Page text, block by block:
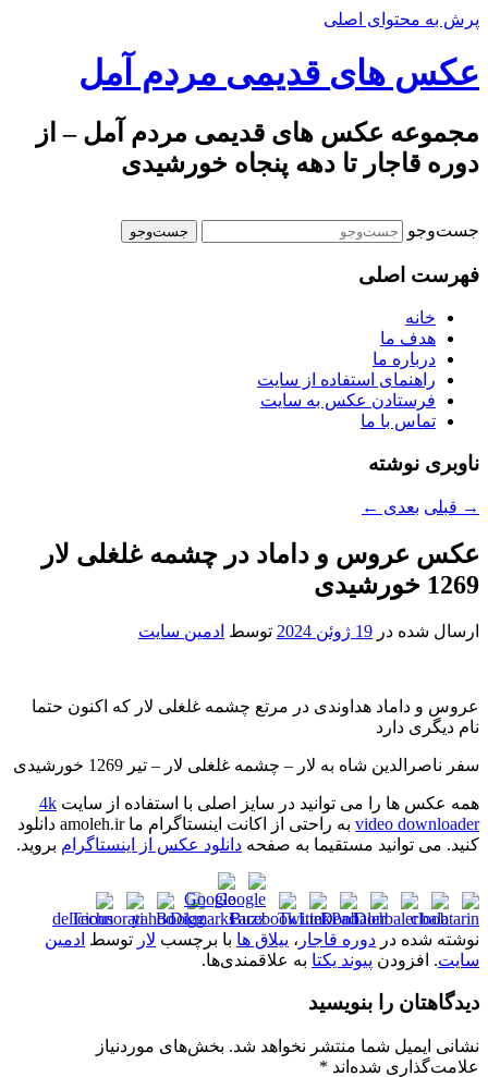
پرش به محتوای اصلی
عکس های قدیمی مردم آمل
مجموعه عکس های قدیمی مردم آمل – از
دوره قاجار تا دهه پنجاه خورشیدی
جست‌وجو
فهرست اصلی
خانه
هدف ما
درباره ما
راهنمای استفاده از سایت
فرستادن عکس به سایت
تماس با ما
ناوبری نوشته
→ قبلی بعدی ←
عکس عروس و داماد در چشمه غلغلی لار
1269 خورشیدی
ارسال شده در 19 ژوئن 2024 توسط ادمین سایت
عروس و داماد هداوندی در مرتع چشمه غلغلی لار که اکنون حتما
نام دیگری دارد
سفر ناصرالدین شاه به لار – چشمه غلغلی لار – تیر 1269 خورشیدی
همه عکس ها را می توانید در سایز اصلی با استفاده از سایت 4k
video downloader
به راحتی از اکانت اینستاگرام ما amoleh.ir دانلود
کنید. می توانید مستقیما به صفحه دانلود عکس از اینستاگرام بروید.
نوشته شده در دوره قاجار ، ییلاق ها با برچسب لار توسط ادمین
سایت. افزودن پیوند یکتا به علاقمندی‌ها.
دیدگاهتان را بنویسید
نشانی ایمیل شما منتشر نخواهد شد. بخش‌های موردنیاز
علامت‌گذاری شده‌اند *